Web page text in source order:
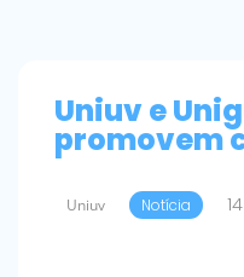
Uniuv e
promovem
Uniuv Notícia